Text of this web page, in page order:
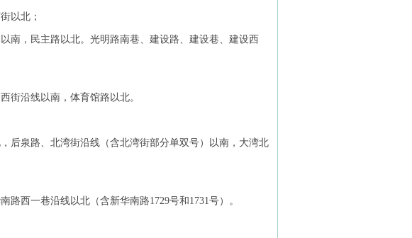
以北；
南，民主路以北。光明路南巷、建设路、建设巷、建设西
街沿线以南，体育馆路以北。
后泉路、北湾街沿线（含北湾街部分单双号）以南，大湾北
西一巷沿线以北（含新华南路1729号和1731号）。